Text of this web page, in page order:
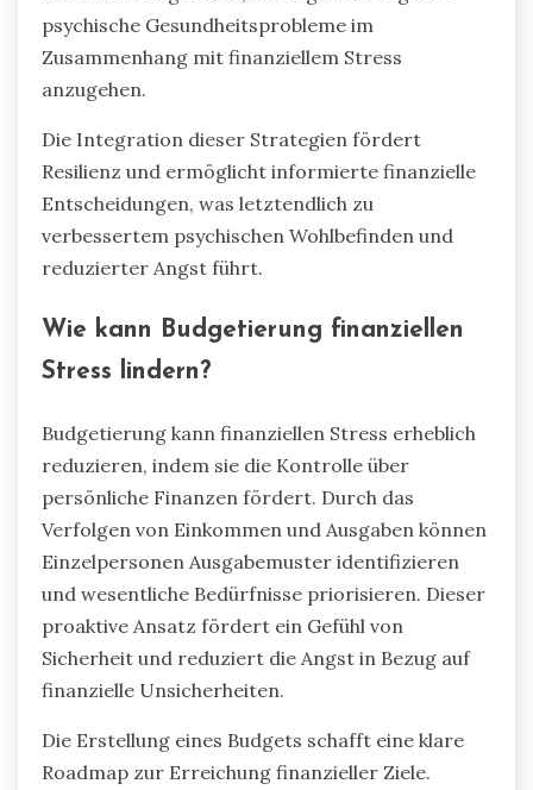
Verbesserungsbereiche zu identifizieren.
Achtsamkeitspraktiken, wie Meditation, können
die Angstniveaus senken, indem sie eine ruhige
Konsultation von Finanzberatern oder
Therapeuten personalisierte Anleitung und
Unterstützung bieten, um zugrunde liegende
psychische Gesundheitsprobleme im
Zusammenhang mit finanziellem Stress
Die Integration dieser Strategien fördert
Resilienz und ermöglicht informierte finanzielle
verbessertem psychischen Wohlbefinden und
reduzierter Angst führt.
Wie kann Budgetierung finanziellen
Stress lindern?
Budgetierung kann finanziellen Stress erheblich
reduzieren, indem sie die Kontrolle über
Verfolgen von Einkommen und Ausgaben können
Einzelpersonen Ausgabemuster identifizieren